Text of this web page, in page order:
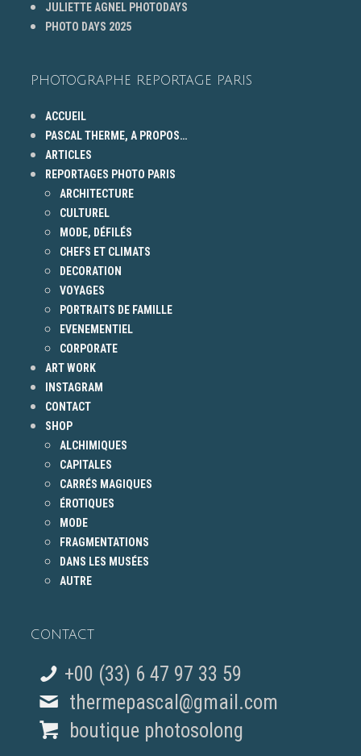
JULIETTE AGNEL PHOTODAYS
PHOTO DAYS 2025
PHOTOGRAPHE REPORTAGE PARIS
ACCUEIL
PASCAL THERME, A PROPOS…
ARTICLES
REPORTAGES PHOTO PARIS
ARCHITECTURE
CULTUREL
MODE, DÉFILÉS
CHEFS ET CLIMATS
DECORATION
VOYAGES
PORTRAITS DE FAMILLE
EVENEMENTIEL
CORPORATE
ART WORK
INSTAGRAM
CONTACT
SHOP
ALCHIMIQUES
CAPITALES
CARRÉS MAGIQUES
ÉROTIQUES
MODE
FRAGMENTATIONS
DANS LES MUSÉES
AUTRE
CONTACT
+00 (33) 6 47 97 33 59
thermepascal@gmail.com
boutique photosolong